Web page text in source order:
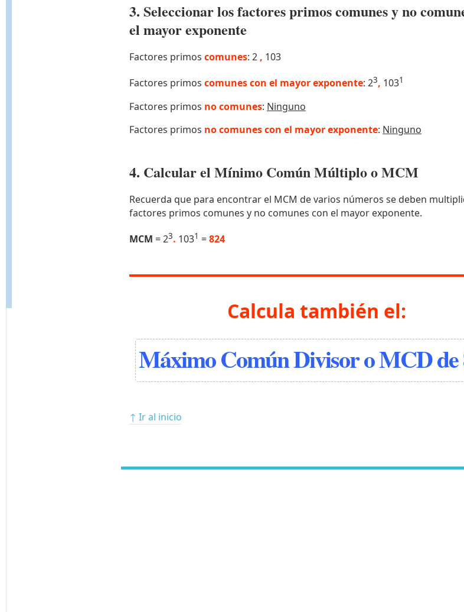
3. Seleccionar los factores primos comunes y no
el mayor exponente
Factores primos comunes: 2, 103
Factores primos comunes con el mayor exponente: 23, 1031
Factores primos no comunes: Ninguno
Factores primos no comunes con el mayor exponente: Ninguno
4. Calcular el Mínimo Común Múltiplo o MCM
Recuerda que para encontrar el MCM de varios números se deben
factores primos comunes y no comunes con el mayor exponente.
MCM = 23. 1031 =824
Calcula también el:
Máximo Común Divisor o MCD de
↑ Ir al inicio